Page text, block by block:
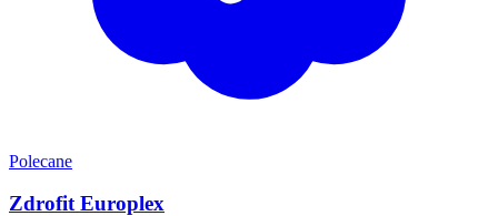
Polecane
Zdrofit Europlex